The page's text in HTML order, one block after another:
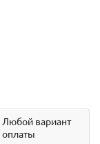
Любой вариант
оплаты